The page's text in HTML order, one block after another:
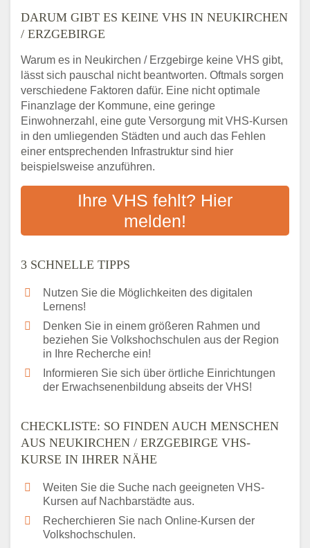
Erzgebirge
3 schnelle Tipps
Neukirchen / Erzgebirge VHS-Kurse in Ihrer
Nähe
Abendschule in der Region rund um
Neukirchen / Erzgebirge
VHS steht für Erwachsenenbildung
Online-Kurse: Alternative Angebote zum
VHS-Kurs
Checkliste: Darauf kommt es bei
Bildungsangeboten an
Das bundesweite Volkshochschulwesen
DARUM GIBT ES KEINE VHS IN NEUKIRCHEN
/ ERZGEBIRGE
Warum es in Neukirchen / Erzgebirge keine VHS gibt,
lässt sich pauschal nicht beantworten. Oftmals sorgen
verschiedene Faktoren dafür. Eine nicht optimale
Finanzlage der Kommune, eine geringe
Einwohnerzahl, eine gute Versorgung mit VHS-Kursen
in den umliegenden Städten und auch das Fehlen
einer entsprechenden Infrastruktur sind hier
beispielsweise anzuführen.
Ihre VHS fehlt? Hier
melden!
3 SCHNELLE TIPPS
Nutzen Sie die Möglichkeiten des digitalen
Lernens!
Denken Sie in einem größeren Rahmen und
beziehen Sie Volkshochschulen aus der Region
in Ihre Recherche ein!
Informieren Sie sich über örtliche Einrichtungen
der Erwachsenenbildung abseits der VHS!
CHECKLISTE: SO FINDEN AUCH MENSCHEN
AUS NEUKIRCHEN / ERZGEBIRGE VHS-
KURSE IN IHRER NÄHE
Weiten Sie die Suche nach geeigneten VHS-
Kursen auf Nachbarstädte aus.
Recherchieren Sie nach Online-Kursen der
Volkshochschulen.